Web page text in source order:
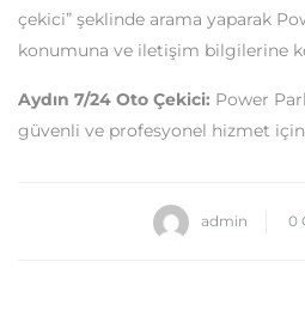
çekici” şeklinde arama yaparak
konumuna ve iletişim bilgilerine
Aydın 7/24 Oto Çekici: Power
güvenli ve profesyonel hizmet için
admin 0